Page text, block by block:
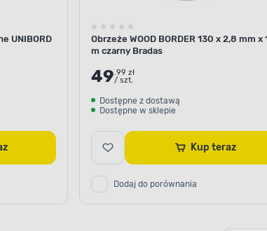
UNIBORD
Obrzeże WOOD BORDER 130 x 2,8 mm x
m czarny Bradas
49.99 zł
/ szt.
Dostępne z dostawą
Dostępne w sklepie
Kup teraz
Dodaj do porównania